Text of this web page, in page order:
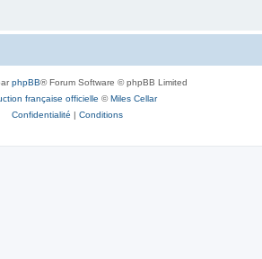
phpBB® Forum Software © phpBB Limited
française officielle ©Miles Cellar
Confidentialité | Conditions